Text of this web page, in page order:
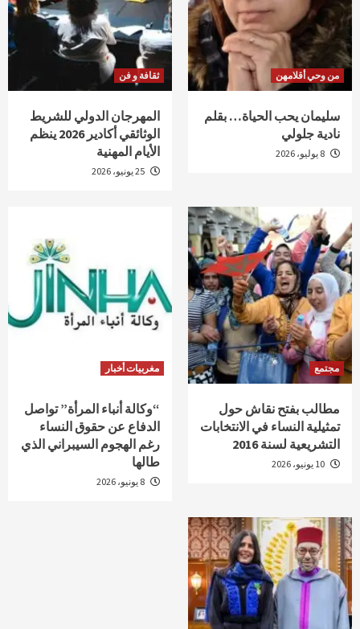
من وحي أقلامهن
سليمان يحب الحياة… بقلم
نادية جلولي
ثقافة و فن
المهرجان الدولي للشريط
الوثائقي أكادير 2026 ينظم
الأيام المهنية
مجتمع
مطالب بفتح نقاش حول
تمثيلية النساء في الانتخابات
التشريعية لسنة 2016
مغربيات أخبار
“وكالة أنباء المرأة” تواصل
الدفاع عن حقوق النساء
رغم الهجوم السيبراني الذي
طالها